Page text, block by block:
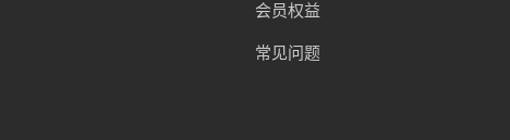
会员权益
常见问题